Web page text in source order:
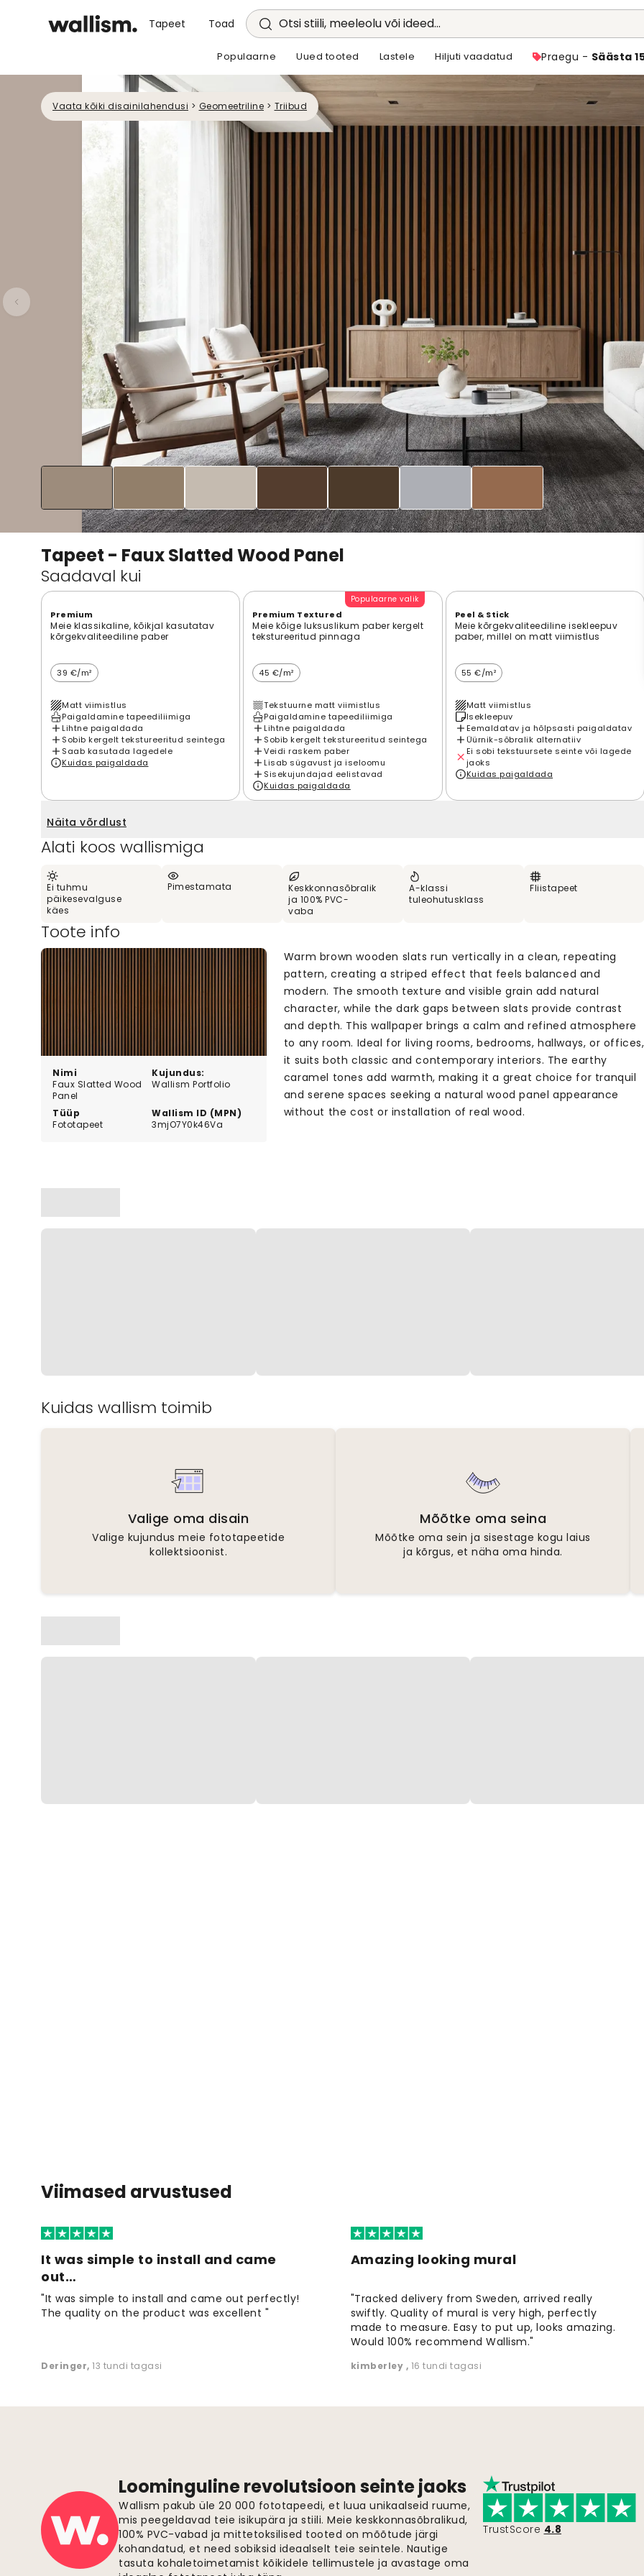
Tapeet Toad Otsi stiili, meeleolu või ideed...
Populaarne Uued tooted Lastele Hiljuti vaadatud Praegu - Säästa
Vaata kõiki disainilahendusi > Geomeetriline > Triibud
Tapeet - Faux Slatted Wood Panel
Saadaval kui
Premium
Meie klassikaline, kõikjal kasutatav
kõrgekvaliteediline paber
39 €/m²
Matt viimistlus
Paigaldamine tapeediliimiga
Lihtne paigaldada
Sobib kergelt tekstureeritud seintega
Saab kasutada lagedele
Kuidas paigaldada
Populaarne valik
Premium Textured
Meie kõige luksuslikum paber kergelt
tekstureeritud pinnaga
45 €/m²
Tekstuurne matt viimistlus
Paigaldamine tapeediliimiga
Lihtne paigaldada
Sobib kergelt tekstureeritud seintega
Veidi raskem paber
Lisab sügavust ja iseloomu
Sisekujundajad eelistavad
Kuidas paigaldada
Peel & Stick
Meie kõrgekvaliteediline isekleepuv
paber, millel on matt viimistlus
55 €/m²
Matt viimistlus
Isekleepuv
Eemaldatav ja hõlpsasti paigaldatav
Üürnik-sõbralik alternatiiv
Ei sobi tekstuursete seinte või lagede
jaoks
Kuidas paigaldada
Näita võrdlust
Alati koos wallismiga
Ei tuhmu
päikesevalguse
käes
Pimestamata
Keskkonnasõbralik
ja 100% PVC-
vaba
A-klassi
tuleohutusklass
Fliistapeet
Toote info
Nimi
Faux Slatted Wood
Panel
Kujundus:
Wallism Portfolio
Tüüp
Fototapeet
Wallism ID (MPN)
3mjO7Y0k46Va
Warm brown wooden slats run vertically in a clean, repeating
pattern, creating a striped effect that feels balanced and
modern. The smooth texture and visible grain add natural
character, while the dark gaps between slats provide contrast
and depth. This wallpaper brings a calm and refined atmosphere
to any room. Ideal for living rooms, bedrooms, hallways, or offices,
it suits both classic and contemporary interiors. The earthy
caramel tones add warmth, making it a great choice for tranquil
and serene spaces seeking a natural wood panel appearance
without the cost or installation of real wood.
Kuidas wallism toimib
Valige oma disain
Valige kujundus meie fototapeetide
kollektsioonist.
Mõõtke oma seina
Mõõtke oma sein ja sisestage kogu laius
ja kõrgus, et näha oma hinda.
Viimased arvustused
It was simple to install and came
out…
"It was simple to install and came out perfectly!
The quality on the product was excellent "
Deringer, 13 tundi tagasi
Amazing looking mural
"Tracked delivery from Sweden, arrived really
swiftly. Quality of mural is very high, perfectly
made to measure. Easy to put up, looks amazing.
Would 100% recommend Wallism."
kimberley , 16 tundi tagasi
Loominguline revolutsioon seinte jaoks
Wallism pakub üle 20 000 fototapeedi, et luua unikaalseid ruume,
mis peegeldavad teie isikupära ja stiili. Meie keskkonnasõbralikud,
100% PVC-vabad ja mittetoksilised tooted on mõõtude järgi
kohandatud, et need sobiksid ideaalselt teie seintele. Nautige
tasuta kohaletoimetamist kõikidele tellimustele ja avastage oma
TrustScore 4.8